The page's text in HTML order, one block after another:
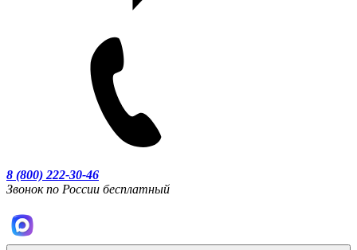
8 (800) 222-30-46
Звонок по России бесплатный